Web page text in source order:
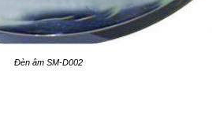
Đèn âm SM-D002